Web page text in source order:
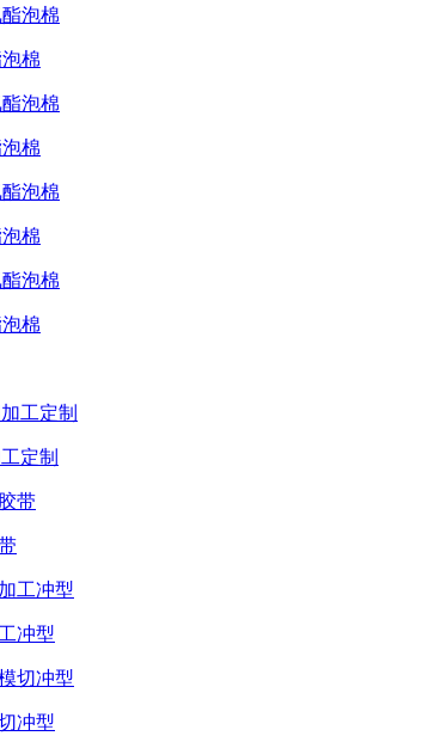
棉
棉
棉
棉
定制
冲型
冲型